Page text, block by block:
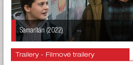
Samaritán (2022)
Trailery - Filmové trailery